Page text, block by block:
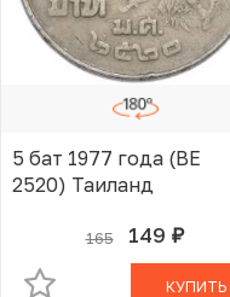
5 бат 1977 года (BE
2520) Таиланд
165 149 руб.
В КОРЗИНЕ
КУПИТЬ